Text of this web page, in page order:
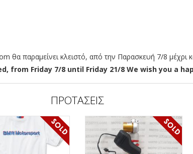
παραμείνει κλειστό, από την Παρασκευή 7/8 μέχρι
Friday 7/8 until Friday 21/8 We wish you a
ΠΡΟΤΑΣΕΙΣ